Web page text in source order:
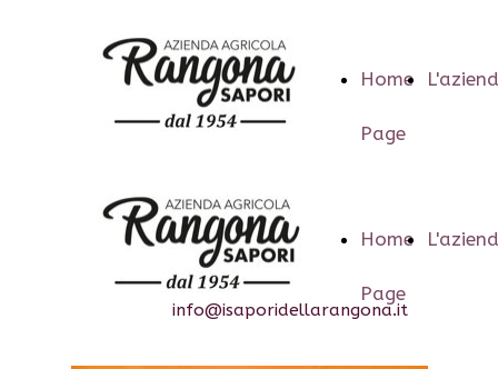
Home
Page
Home
Page
info@isaporidellarangona.it